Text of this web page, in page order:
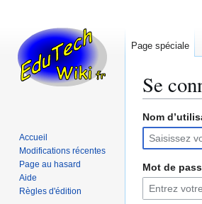
Se
Aller
la
navigation
Aller
la
recherche
Nom
Mot de
Page spéciale
Accueil
Modifications récentes
Page au hasard
Aide
Règles d'édition